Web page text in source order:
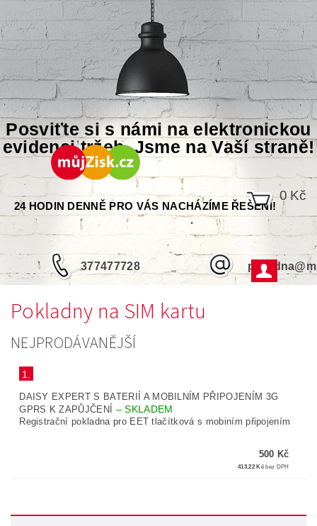
Posviťte si s námi na elektronickou
evidenci tržeb. Jsme na Vaší straně!
24 HODIN DENNĚ PRO VÁS NACHÁZÍME ŘEŠENÍ!
377477728
0 Kč
Pokladny na SIM kartu
NEJPRODÁVANĚJŠÍ
1.
DAISY EXPERT S BATERIÍ A MOBILNÍM PŘIPOJENÍM 3G
GPRS K ZAPŮJČENÍ –SKLADEM
Registrační pokladna pro EET tlačítková s mobiním připojením
500 Kč
413,22 Kč bez DPH